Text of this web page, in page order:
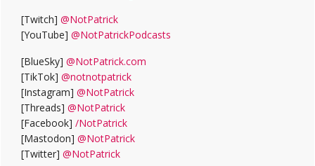
[Twitch] @NotPatrick
[YouTube] @NotPatrickPodcasts
[BlueSky] @NotPatrick.com
[TikTok] @notnotpatrick
[Instagram] @NotPatrick
[Threads] @NotPatrick
[Facebook] /NotPatrick
[Mastodon] @NotPatrick
[Twitter] @NotPatrick